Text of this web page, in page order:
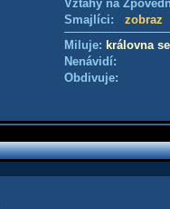
Vztahy na
Smajlíci: zobraz
Miluje: královna
Nenávidí:
Obdivuje: